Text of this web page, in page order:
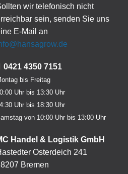
wir telefonisch nicht
sein, senden Sie uns
E-Mail an
0421 4350 7151
bis Freitag
Uhr bis 13:30 Uhr
Uhr bis 18:30 Uhr
von 10:00 Uhr bis 13:00 Uhr
Handel & Logistik GmbH
Osterdeich 241
Bremen